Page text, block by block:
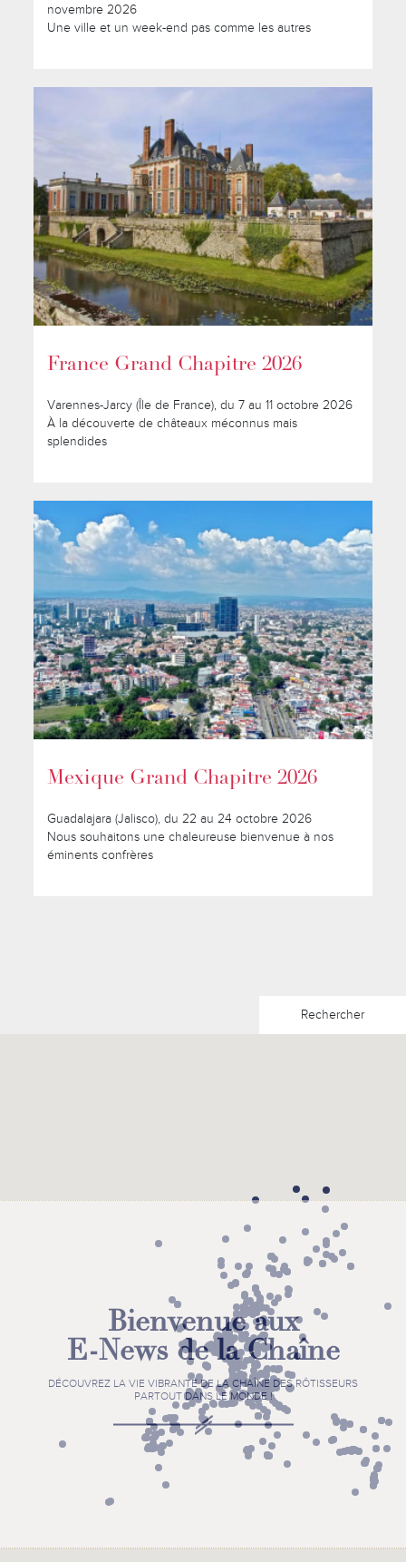
novembre 2026
Une ville et un week-end pas comme les autres
France Grand Chapitre 2026
Varennes-Jarcy (Île de France), du 7 au 11 octobre 2026
À la découverte de châteaux méconnus mais
splendides
Mexique Grand Chapitre 2026
Guadalajara (Jalisco), du 22 au 24 octobre 2026
Nous souhaitons une chaleureuse bienvenue à nos
éminents confrères
Rechercher